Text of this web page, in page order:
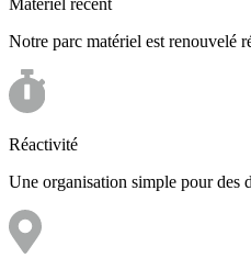
Matériel récent
Notre parc matériel est renouvelé
Réactivité
Une organisation simple pour des